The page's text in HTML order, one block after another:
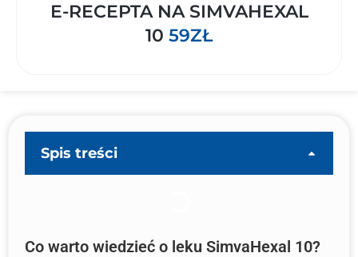
E-RECEPTA NA SIMVAHEXAL
10 59ZŁ
Spis treści
Co warto wiedzieć o leku SimvaHexal 10?